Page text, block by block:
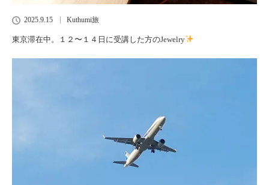
2025.9.15 Kuthumi旅
東京滞在中。１２〜１４日に受講した方のJewelry